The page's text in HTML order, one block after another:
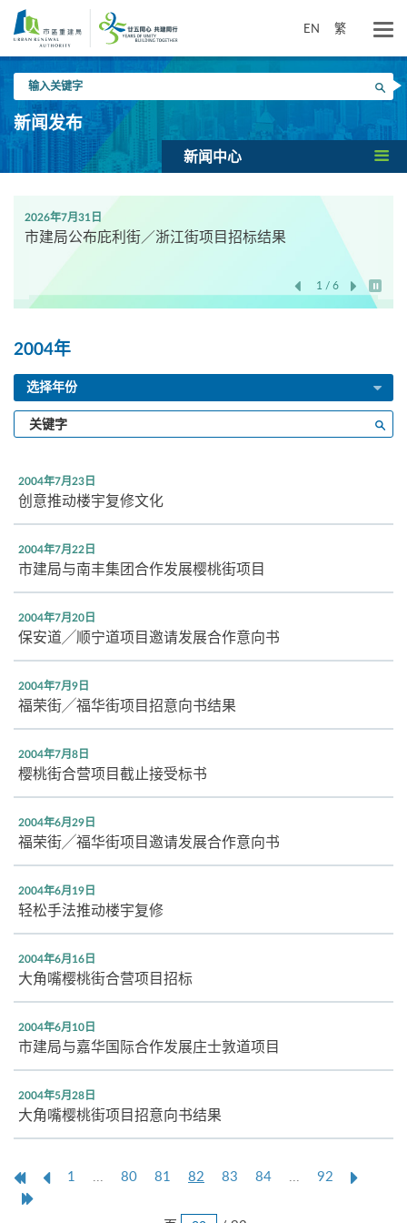
要
EN 繁
入
关
键
搜寻
新闻发布
新闻中心
2026年7月31日
市建局公布庇利街／浙江街项目招标结果
1 / 6
开始/
2004年
选择年份
输
入
键
字
2004年7月23日
创意推动楼宇复修文化
2004年7月22日
市建局与南丰集团合作发展樱桃街项目
2004年7月20日
保安道╱顺宁道项目邀请发展合作意向书
2004年7月9日
福荣街╱福华街项目招意向书结果
2004年7月8日
樱桃街合营项目截止接受标书
2004年6月29日
福荣街╱福华街项目邀请发展合作意向书
2004年6月19日
轻松手法推动楼宇复修
2004年6月16日
大角嘴樱桃街合营项目招标
2004年6月10日
市建局与嘉华国际合作发展庄士敦道项目
2004年5月28日
大角嘴樱桃街项目招意向书结果
第
一
上
1 ... 80 81 82 83 84 ... 92
Next
Last